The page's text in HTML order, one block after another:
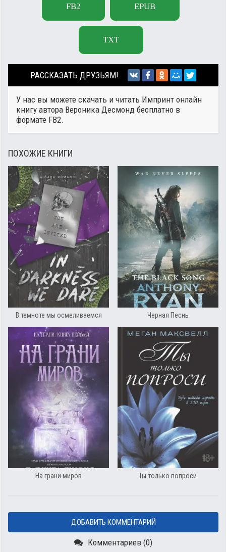
FB2 EPUB
TXT
РАССКАЗАТЬ ДРУЗЬЯМ!
У нас вы можете скачать и читать Импринт онлайн
книгу автора Вероника Десмонд бесплатно в
формате FB2.
ПОХОЖИЕ КНИГИ
В темноте мы осмеливаемся Черная Песнь
На грани миров Ты только попроси
ДОБАВИТЬ КОММЕНТАРИЙ
Комментариев (0)